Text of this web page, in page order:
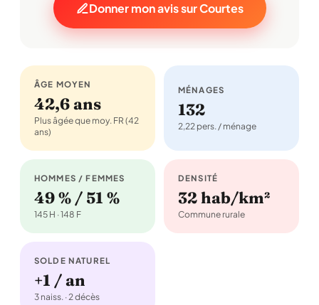
Donner mon avis sur Courtes
ÂGE MOYEN
42,6 ans
Plus âgée que moy. FR (42
ans)
MÉNAGES
132
2,22 pers. / ménage
HOMMES / FEMMES
49 % / 51 %
145 H · 148 F
DENSITÉ
32 hab/km²
Commune rurale
SOLDE NATUREL
+1 / an
3 naiss. · 2 décès